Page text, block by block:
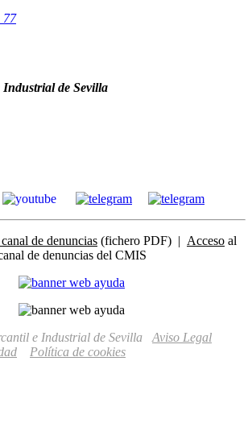
77
de Sevilla
de denuncias (fichero PDF) | Acceso al
de denuncias del CMIS
e Industrial de Sevilla Aviso Legal
Política de cookies